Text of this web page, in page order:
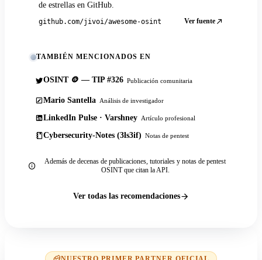
de estrellas en GitHub.
github.com/jivoi/awesome-osint Ver fuente
TAMBIÉN MENCIONADOS EN
OSINT 🪙 — TIP #326 Publicación comunitaria
Mario Santella Análisis de investigador
LinkedIn Pulse · Varshney Artículo profesional
Cybersecurity-Notes (3ls3if) Notas de pentest
Además de decenas de publicaciones, tutoriales y notas de pentest
OSINT que citan la API.
Ver todas las recomendaciones